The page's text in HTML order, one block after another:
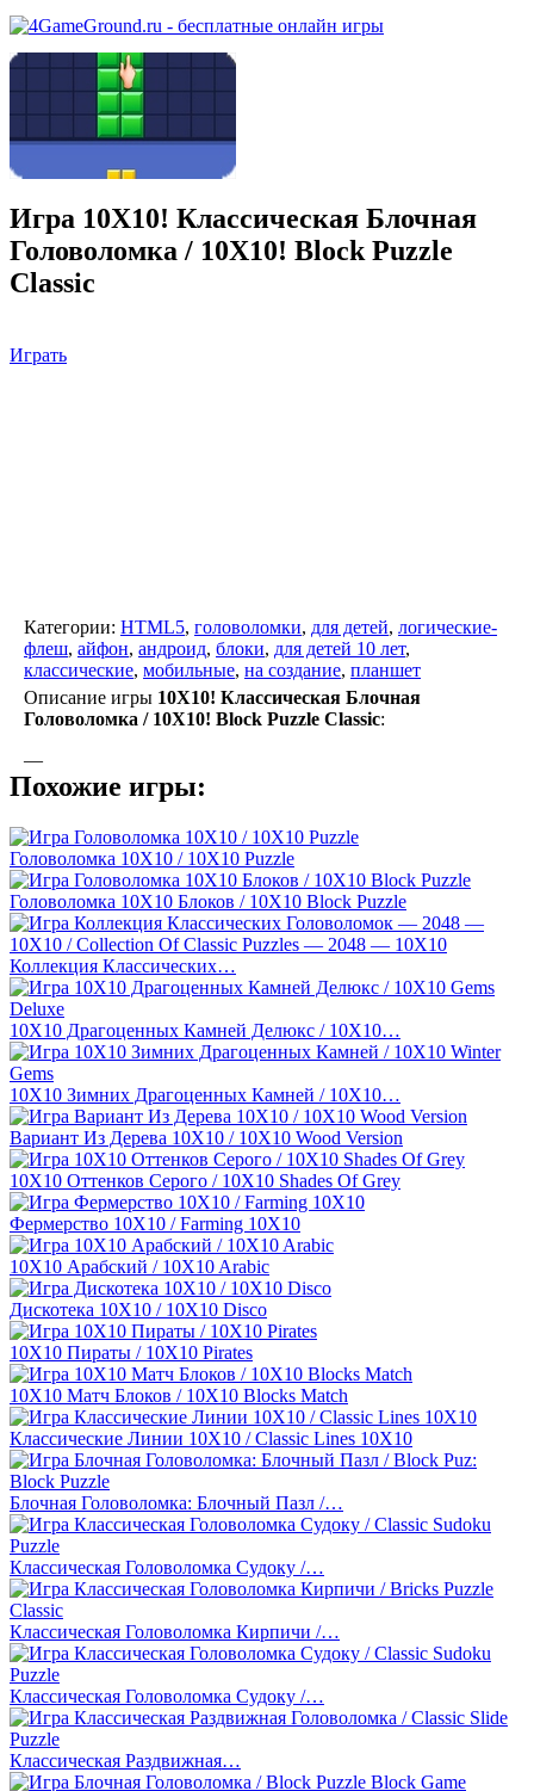
Игра 10X10! Классическая Блочная
Головоломка / 10X10! Block Puzzle
Classic
Играть
Категории: HTML5, головоломки, для детей, логические-
флеш, айфон, андроид, блоки, для детей 10 лет,
классические, мобильные, на создание, планшет
Описание игры 10X10! Классическая Блочная
Головоломка / 10X10! Block Puzzle Classic:
—
Похожие игры:
Головоломка 10X10 / 10X10 Puzzle
Головоломка 10Х10 Блоков / 10X10 Block Puzzle
Коллекция Классических…
10X10 Драгоценных Камней Делюкс / 10X10…
10X10 Зимних Драгоценных Камней / 10X10…
Вариант Из Дерева 10X10 / 10X10 Wood Version
10X10 Оттенков Серого / 10X10 Shades Of Grey
Фермерство 10X10 / Farming 10X10
10X10 Арабский / 10X10 Arabic
Дискотека 10X10 / 10X10 Disco
10X10 Пираты / 10X10 Pirates
10X10 Матч Блоков / 10X10 Blocks Match
Классические Линии 10Х10 / Classic Lines 10X10
Блочная Головоломка: Блочный Пазл /…
Классическая Головоломка Судоку /…
Классическая Головоломка Кирпичи /…
Классическая Головоломка Судоку /…
Классическая Раздвижная…